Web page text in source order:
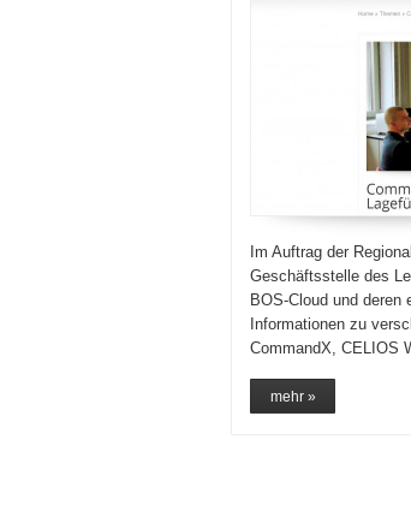
Im Auftrag der
Geschäftsstelle des
BOS-Cloud und
Informationen zu
CommandX, CELIOS
mehr »